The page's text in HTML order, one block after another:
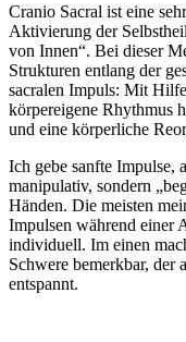
Cranio Sacral ist eine
Aktivierung der
von Innen“. Bei dieser
Strukturen entlang der
sacralen Impuls: Mit
körpereigene Rhythmus
und eine körperliche
Ich gebe sanfte Impulse,
manipulativ, sondern
Händen. Die meisten
Impulsen während einer
individuell. Im einen
Schwere bemerkbar, der
entspannt.